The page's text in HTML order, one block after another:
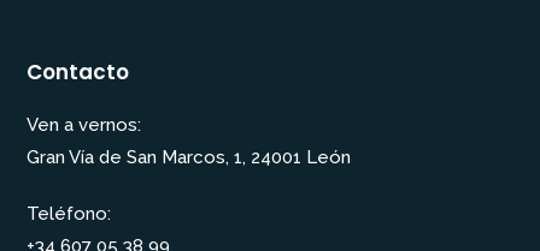
Contacto
Ven a vernos:
Gran Vía de San Marcos, 1, 24001 León
Teléfono:
+34 607 05 38 99